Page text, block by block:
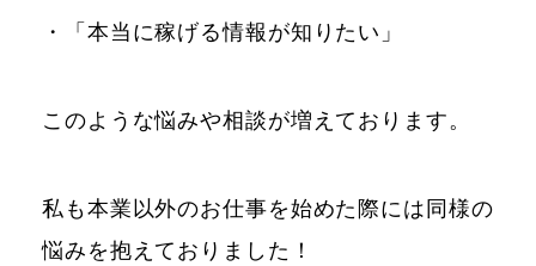
・「本当に稼げる情報が知りたい」
このような悩みや相談が増えております。
私も本業以外のお仕事を始めた際には同様の
悩みを抱えておりました！